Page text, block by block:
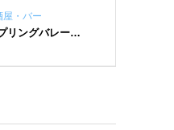
屋・バー
リングバレー豊